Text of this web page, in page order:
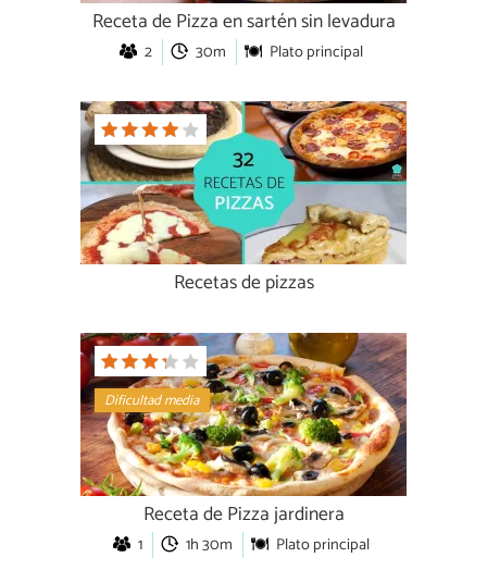
Receta de Pizza en sartén sin levadura
2 30m Plato principal
Recetas de pizzas
Dificultad media
Receta de Pizza jardinera
1 1h 30m Plato principal